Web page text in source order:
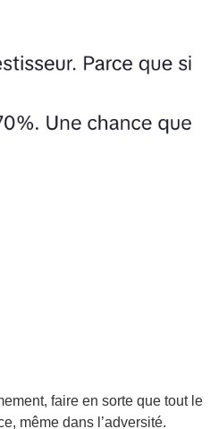
faire en sorte que tout le
même dans l’adversité.